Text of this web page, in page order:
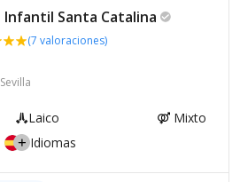
Infantil Santa Catalina
(7 valoraciones)
Laico
Mixto
Idiomas